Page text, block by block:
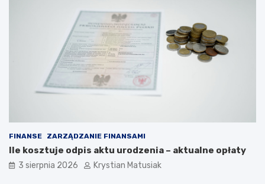
FINANSE ZARZĄDZANIE FINANSAMI
Ile kosztuje odpis aktu urodzenia – aktualne opłaty
3 sierpnia 2026 Krystian Matusiak